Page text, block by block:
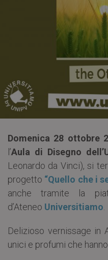
Domenica 28 ottobre
l’Aula di Disegno
Leonardo da Vinci), si
progetto “Quello che i
anche tramite la
d’Ateneo Universitiamo.
Delizioso vernissage in
unici e profumi che